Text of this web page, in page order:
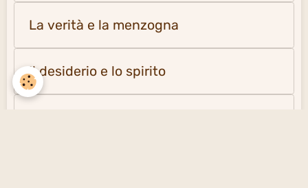
La verità e la menzogna
Il desiderio e lo spirito